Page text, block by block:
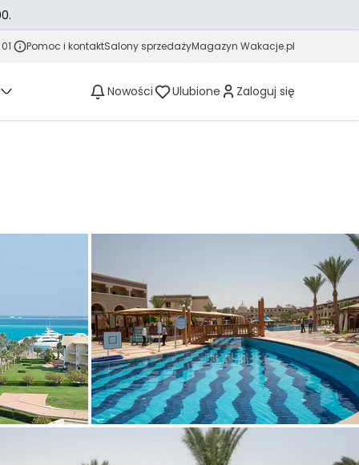
Pomoc i kontaktSalony sprzedażyMagazyn Wakacje.pl
Nowości Ulubione Zaloguj się